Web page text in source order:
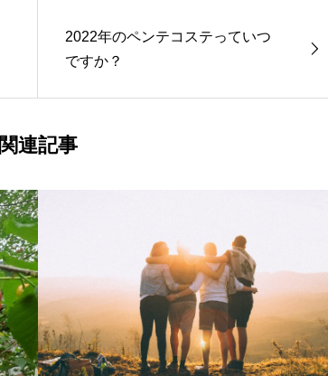
2022年のペンテコステっていつ
ですか？
関連記事